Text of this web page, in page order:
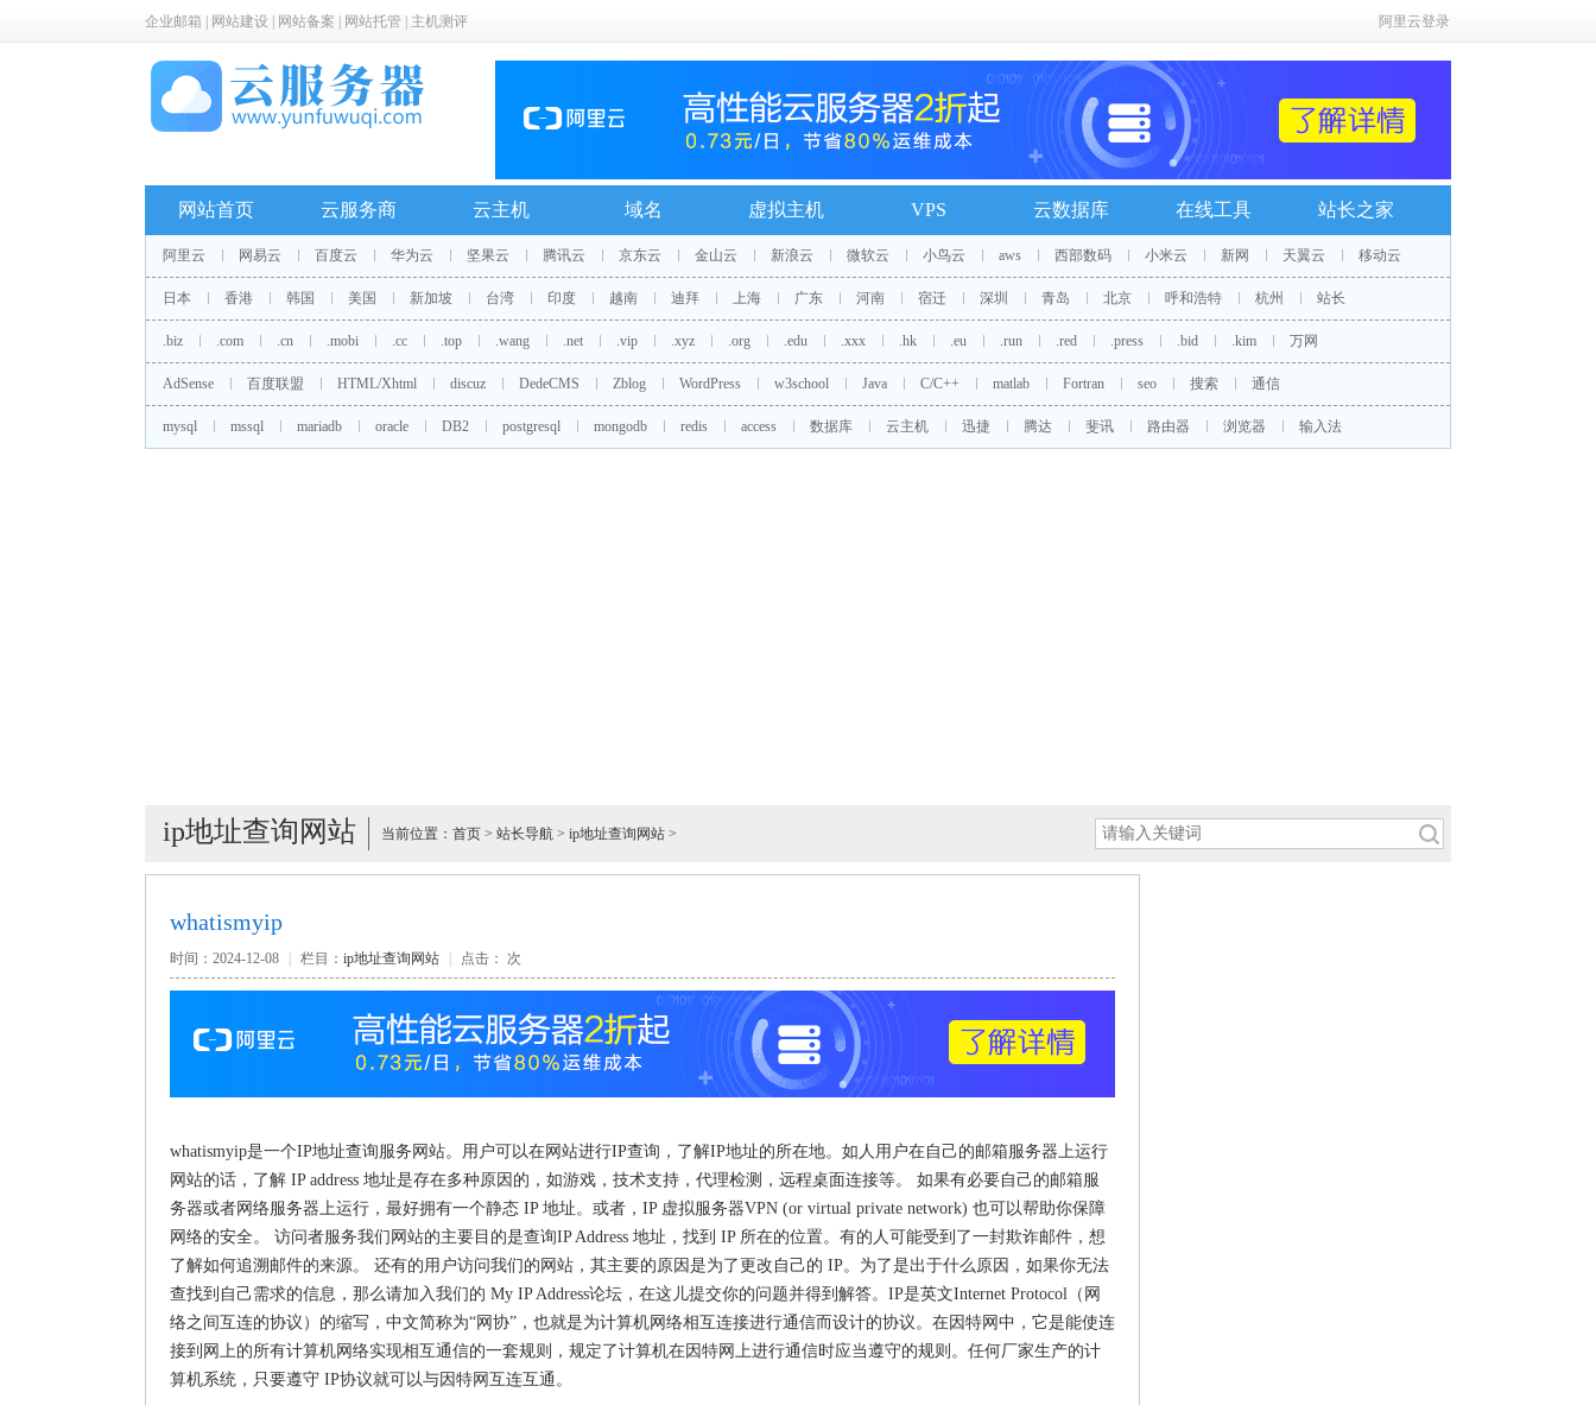
企业邮箱 网站建设 网站备案 网站托管 主机测评 阿里云登录
网站首页 云服务商 云主机 域名 虚拟主机 VPS 云数据库 在线工具 站长之家
阿里云 网易云 百度云 华为云 坚果云 腾讯云 京东云 金山云 新浪云 微软云 小鸟云 aws 西部数码 小米云 新网 天翼云 移动云
日本 香港 韩国 美国 新加坡 台湾 印度 越南 迪拜 上海 广东 河南 宿迁 深圳 青岛 北京 呼和浩特 杭州 站长
.biz .com .cn .mobi .cc .top .wang .net .vip .xyz .org .edu .xxx .hk .eu .run .red .press .bid .kim 万网
AdSense 百度联盟 HTML/Xhtml discuz DedeCMS Zblog WordPress w3school Java C/C++ matlab Fortran seo 搜索 通信
mysql mssql mariadb oracle DB2 postgresql mongodb redis access 数据库 云主机 迅捷 腾达 斐讯 路由器 浏览器 输入法
ip地址查询网站 当前位置： 首页 > 站长导航 > ip地址查询网站 >
whatismyip
时间：2024-12-08 栏目： ip地址查询网站 点击： 次
whatismyip是一个IP地址查询服务网站。用户可以在网站进行IP查询，了解IP地址的所在地。如人用户在自己的邮箱服务器上运行
网站的话，了解 IP address 地址是存在多种原因的，如游戏，技术支持，代理检测，远程桌面连接等。 如果有必要自己的邮箱服
务器或者网络服务器上运行，最好拥有一个静态 IP 地址。或者，IP 虚拟服务器VPN (or virtual private network) 也可以帮助你保障
网络的安全。 访问者服务我们网站的主要目的是查询IP Address 地址，找到 IP 所在的位置。有的人可能受到了一封欺诈邮件，想
了解如何追溯邮件的来源。 还有的用户访问我们的网站，其主要的原因是为了更改自己的 IP。为了是出于什么原因，如果你无法
查找到自己需求的信息，那么请加入我们的 My IP Address论坛，在这儿提交你的问题并得到解答。IP是英文Internet Protocol（网
络之间互连的协议）的缩写，中文简称为“网协”，也就是为计算机网络相互连接进行通信而设计的协议。在因特网中，它是能使连
接到网上的所有计算机网络实现相互通信的一套规则，规定了计算机在因特网上进行通信时应当遵守的规则。任何厂家生产的计
算机系统，只要遵守 IP协议就可以与因特网互连互通。